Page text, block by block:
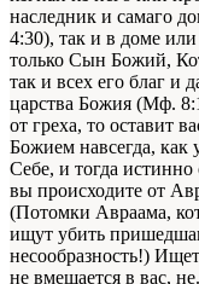
наследник и самаго
4:30), так и в доме
только Сын Божий,
так и всех его благ и
царства Божия (Мф.
от греха, то оставит
Божием навсегда, как
Себе, и тогда
вы происходите от
(Потомки Авраама,
ищут убить
несообразность!)
не вмещается в вас,